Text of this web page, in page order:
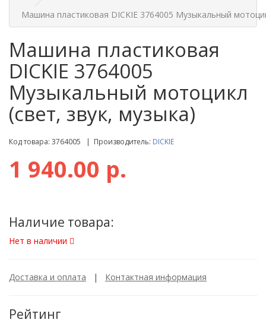
Машина пластиковая DICKIE 3764005 Музыкальный
Машина пластиковая
DICKIE 3764005
Музыкальный мотоцикл
(свет, звук, музыка)
Код товара: 3764005 | Производитель: DICKIE
1 940.00 р.
Наличие товара:
Нет в наличии
Доставка и оплата | Контактная информация
Рейтинг